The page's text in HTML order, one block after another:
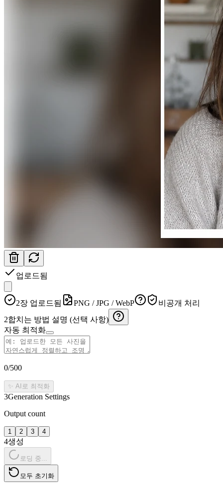
업로드됨
2장 업로드됨 PNG / JPG / WebP
비공개 처리
2합치는 방법 설명 (선택 사항)
자동 최적화
0/500
✨ AI로 최적화
3Generation Settings
Output count
1 2 3 4
4생성
로딩 중...
모두 초기화